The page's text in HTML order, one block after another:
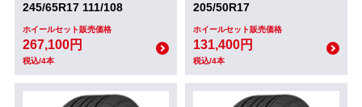
245/65R17 111/108
ホイールセット販売価格
267,100円
税込/4本
205/50R17
ホイールセット販売価格
131,400円
税込/4本